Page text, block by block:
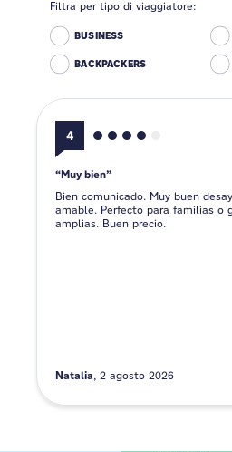
Filtra per tipo di viaggiatore:
BUSINESS
BACKPACKERS
4
Muy bien
Bien comunicado. Muy buen
amable. Perfecto para familias o
amplias. Buen precio.
Natalia 2 agosto 2026